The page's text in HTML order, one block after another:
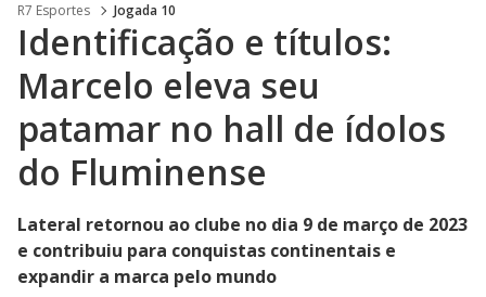
R7 Esportes Jogada 10
Identificação e títulos:
Marcelo eleva seu
patamar no hall de ídolos
do Fluminense
Lateral retornou ao clube no dia 9 de março de 2023
e contribuiu para conquistas continentais e
expandir a marca pelo mundo